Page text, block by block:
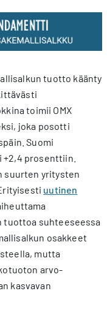
tuotto kääntyi
toimii OMX
joka posotti
Suomi
prosenttiin.
suurten yritysten
uutinen
suhteeseessa
osakkeet
mutta
arvo-
kasvavan